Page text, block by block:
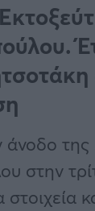
άνοδο
στην